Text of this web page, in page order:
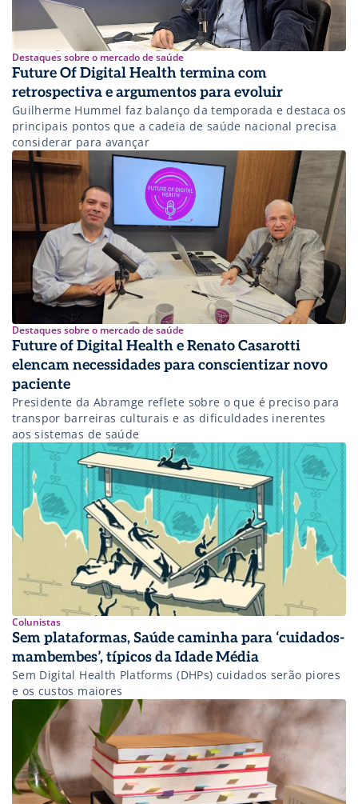
Destaques sobre o mercado de saúde
Future Of Digital Health termina com
retrospectiva e argumentos para evoluir
Guilherme Hummel faz balanço da temporada e destaca os
principais pontos que a cadeia de saúde nacional precisa
considerar para avançar
Destaques sobre o mercado de saúde
Future of Digital Health e Renato Casarotti
elencam necessidades para conscientizar novo
paciente
Presidente da Abramge reflete sobre o que é preciso para
transpor barreiras culturais e as dificuldades inerentes
aos sistemas de saúde
Colunistas
Sem plataformas, Saúde caminha para ‘cuidados-
mambembes’, típicos da Idade Média
Sem Digital Health Platforms (DHPs) cuidados serão piores
e os custos maiores